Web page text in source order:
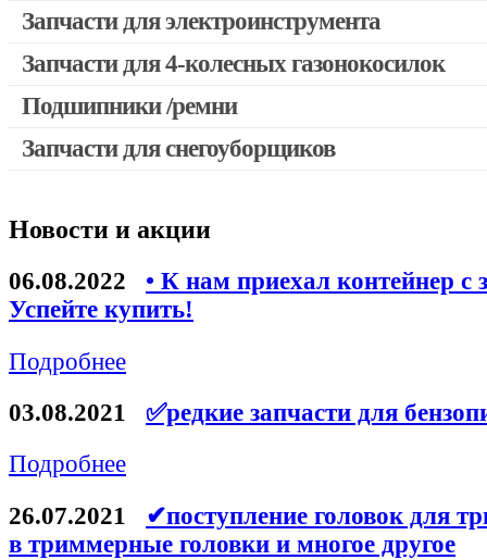
Запчасти для электроинструмента
Двигатели, редукторы для шуруповертов
Выключатели, переключатели
Запчасти для УШМ (болгарок)
Запчасти для электроинструмента другие
Запчасти для компрессоров
Конденсаторы
Ремни для электроинструмента
Запчасти для 4-колесных газонокосилок
Подшипники /ремни
Запчасти для снегоуборщиков
Новости и акции
06.08.2022
• К нам приехал контейнер с
Успейте купить!
Подробнее
03.08.2021
✅редкие запчасти для
Подробнее
26.07.2021
✔поступление головок для
в триммерные головки и многое другое